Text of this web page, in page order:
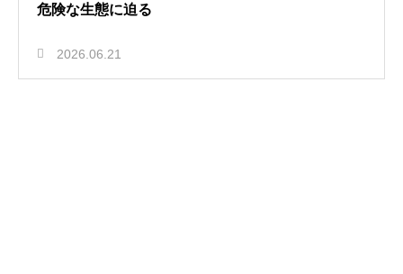
危険な生態に迫る
2026.06.21